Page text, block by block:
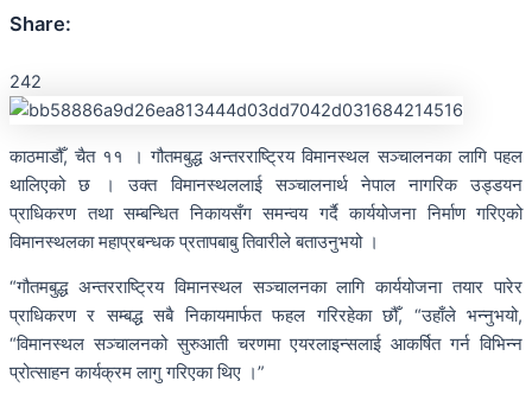
Share:
242
काठमाडौँ, चैत ११ । गौतमबुद्ध अन्तरराष्ट्रिय विमानस्थल सञ्चालनका लागि पहल
थालिएको छ । उक्त विमानस्थललाई सञ्चालनार्थ नेपाल नागरिक उड्डयन
प्राधिकरण तथा सम्बन्धित निकायसँग समन्वय गर्दै कार्ययोजना निर्माण गरिएको
विमानस्थलका महाप्रबन्धक प्रतापबाबु तिवारीले बताउनुभयो ।
“गौतमबुद्ध अन्तरराष्ट्रिय विमानस्थल सञ्चालनका लागि कार्ययोजना तयार पारेर
प्राधिकरण र सम्बद्ध सबै निकायमार्फत फहल गरिरहेका छौँ, “उहाँले भन्नुभयो,
“विमानस्थल सञ्चालनको सुरुआती चरणमा एयरलाइन्सलाई आकर्षित गर्न विभिन्न
प्रोत्साहन कार्यक्रम लागु गरिएका थिए ।”